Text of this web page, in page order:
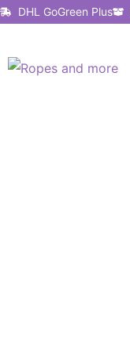
Zum
springen
DHL GoGreen Plus